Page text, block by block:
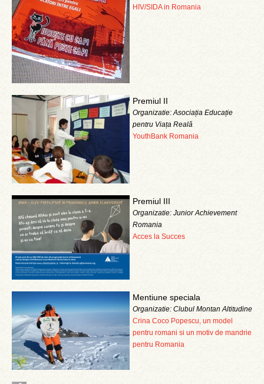
HIV/SIDA in Romania
Premiul II
Organizatie: Asociația Educație
pentru Viața Reală
YouthBank Romania
Premiul III
Organizatie: Junior Achievement
Romania
Acces la Succes
Mentiune speciala
Organizatie: Clubul Montan Altitudine
Crina Coco Popescu, un model
pentru romani si un motiv de mandrie
pentru Romania